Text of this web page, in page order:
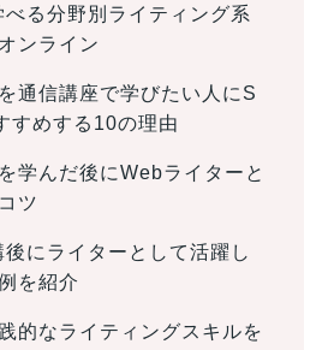
る分野別ライティング系
ンライン
通信講座で学びたい人にS
すめする10の理由
学んだ後にWebライターと
ツ
にライターとして活躍し
を紹介
的なライティングスキルを